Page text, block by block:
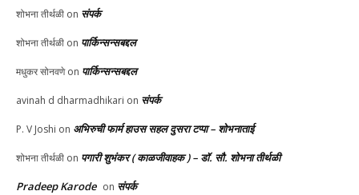
शोभना तीर्थळी on संपर्क
शोभना तीर्थळी on पार्किन्सन्सबद्दल
मधुकर सोनवणेon पार्किन्सन्सबद्दल
avinah d dharmadhikari on संपर्क
P. V Joshi on अभिरुची फार्म हाउस सहल दुसरा टप्पा – शोभनाताई
शोभना तीर्थळी on पगारी शुभंकर ( काळजीवाहक ) – डॉ. सौ. शोभना तीर्थळी
Pradeep Karode on संपर्क